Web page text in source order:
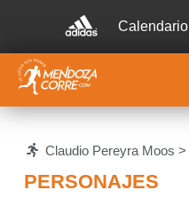
Claudio Pereyra Moos >
PERSONAJES